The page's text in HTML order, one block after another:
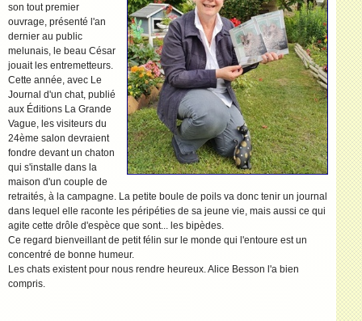
son tout premier
ouvrage, présenté l'an
dernier au public
melunais, le beau César
jouait les entremetteurs.
Cette année, avec Le
Journal d'un chat, publié
aux Éditions La Grande
Vague, les visiteurs du
24ème salon devraient
fondre devant un chaton
qui s'installe dans la
maison d'un couple de
retraités, à la campagne. La petite boule de poils va donc tenir un journal
dans lequel elle raconte les péripéties de sa jeune vie, mais aussi ce qui
agite cette drôle d'espèce que sont... les bipèdes.
Ce regard bienveillant de petit félin sur le monde qui l'entoure est un
concentré de bonne humeur.
Les chats existent pour nous rendre heureux. Alice Besson l'a bien
compris.